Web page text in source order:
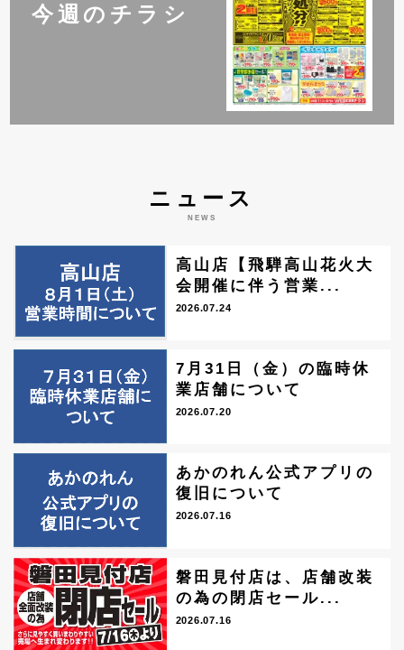
今週のチラシ
ニュース
NEWS
高山店【飛騨高山花火大
会開催に伴う営業...
2026.07.24
7月31日（金）の臨時休
業店舗について
2026.07.20
あかのれん公式アプリの
復旧について
2026.07.16
磐田見付店は、店舗改装
の為の閉店セール...
2026.07.16